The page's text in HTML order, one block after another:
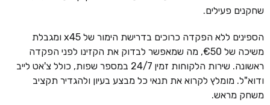
שחקנים פעילים.
הספינים ללא הפקדה כרוכים בדרישת הימור של x45 ומגבלת
משיכה של €50, מה שמאפשר לבדוק את הקזינו לפני הפקדה
ראשונה. שירות הלקוחות זמין 24/7 במספר שפות, כולל צ'אט לייב
ודוא"ל. מומלץ לקרוא את תנאי כל מבצע בעיון ולהגדיר תקציב
משחק מראש.